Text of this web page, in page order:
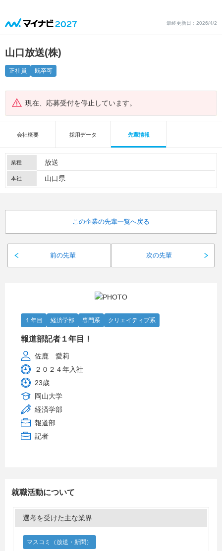
最終更新日：2026/4/2
山口放送(株)
正社員 既卒可
現在、応募受付を停止しています。
会社概要 採用データ 先輩情報
業種 放送
本社 山口県
前の先輩
この企業の先輩一覧へ戻る
次の先輩
１年目 経済学部 専門系 クリエイティブ系
報道部記者１年目！
佐鹿 愛莉
２０２４年入社
23歳
岡山大学
経済学部
報道部
記者
就職活動について
選考を受けた主な業界
マスコミ（放送・新聞）